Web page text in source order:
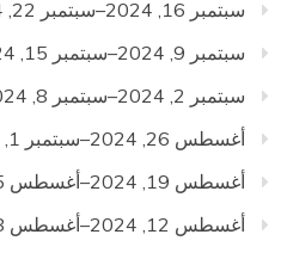
سبتمبر 16, 2024–سبتمبر 22, 2024
سبتمبر 9, 2024–سبتمبر 15, 2024
سبتمبر 2, 2024–سبتمبر 8, 2024
أغسطس 26, 2024–سبتمبر 1, 2024
أغسطس 19, 2024–أغسطس 25, 2024
أغسطس 12, 2024–أغسطس 18, 2024